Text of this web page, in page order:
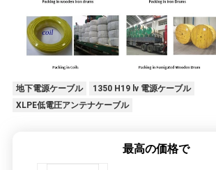
地下電源ケーブル
1350 H19 lv 電源ケーブル
XLPE低電圧アンテナケーブル
最高の価格で